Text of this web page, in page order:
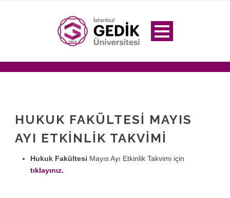
HUKUK FAKÜLTESI MAYIS
AYI ETKINLIK TAKVIMI
Hukuk Fakültesi Mayıs Ayı Etkinlik Takvimi için
tıklayınız.